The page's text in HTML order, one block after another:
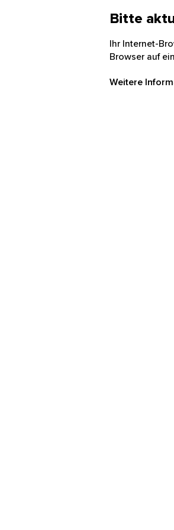
Bitte
Ihr Internet-
Browser auf
Weitere